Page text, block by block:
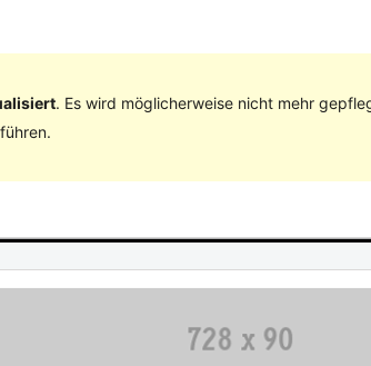
. Es wird möglicherweise nicht mehr